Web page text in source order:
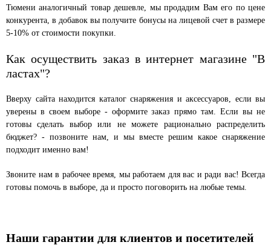
Тюмени аналогичный товар дешевле, мы продадим Вам его по цене
конкурента, в добавок вы получите бонусы на лицевой счет в размере
5-10% от стоимости покупки.
Как осуществить заказ в интернет магазине "В
ластах"?
Вверху сайта находится каталог снаряжения и аксессуаров, если вы
уверены в своем выборе - оформите заказ прямо там. Если вы не
готовы сделать выбор или не можете рационально распределить
бюджет? - позвоните нам, и мы вместе решим какое снаряжение
подходит именно вам!
Звоните нам в рабочее время, мы работаем для вас и ради вас! Всегда
готовы помочь в выборе, да и просто поговорить на любые темы.
Наши гарантии для клиентов и посетителей